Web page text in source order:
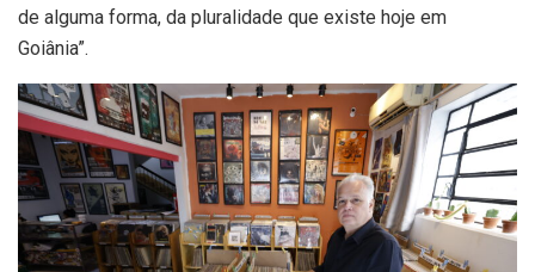
de alguma forma, da pluralidade que existe hoje em
Goiânia”.